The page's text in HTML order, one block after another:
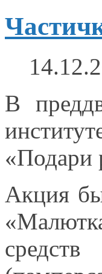
В
«Подари
Акция